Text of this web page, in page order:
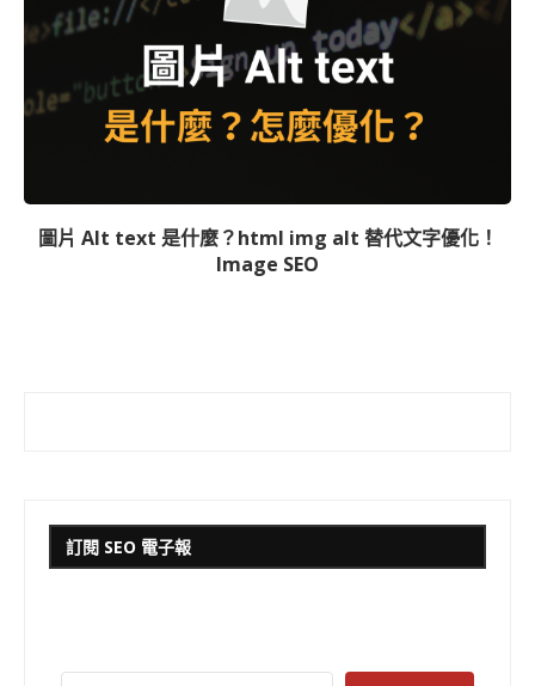
圖片 Alt text 是什麼？html img alt 替代文字優化！
Image SEO
訂閱 SEO 電子報